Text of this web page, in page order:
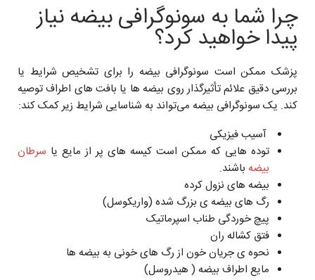
چرا شما به سونوگرافی بیضه نیاز
پیدا خواهید کرد؟
پزشک ممکن است سونوگرافی بیضه را برای تشخیص شرایط یا
بررسی دقیق علائم تأثیرگذار ‌روی بیضه ها یا بافت های اطراف توصیه
کند. یک سونوگرافی بیضه می‌تواند به شناسایی شرایط زیر کمک کند:
آسیب فیزیکی
توده هایی که ممکن است کیسه های پر از مایع یا سرطان
بیضه باشند.
بیضه های نزول کرده
رگ های بیضه ی بزرگ شده (واریکوسل)
پیچ خوردگی طناب اسپرماتیک
فتق کشاله ران
نحوه ی جریان خون از رگ های خونی به بیضه ها
مایع اطراف بیضه ( هیدروسل)